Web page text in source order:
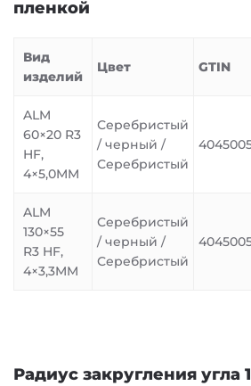
пленкой
Вид
изделий
Цвет GTIN
ALM
60×20 R3
HF,
4×5,0MM
Серебристый
/ черный /
Серебристый
ALM
130×55
R3 HF,
4×3,3MM
Серебристый
/ черный /
Серебристый
Радиус закругления угла